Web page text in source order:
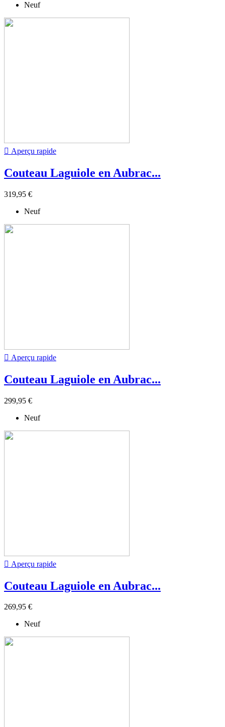
Neuf
 Aperçu rapide
Couteau Laguiole en Aubrac...
319,95 €
Neuf
 Aperçu rapide
Couteau Laguiole en Aubrac...
299,95 €
Neuf
 Aperçu rapide
Couteau Laguiole en Aubrac...
269,95 €
Neuf